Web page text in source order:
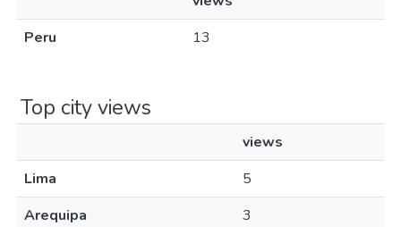
Peru
13
Top city views
views
Lima
5
Arequipa
3